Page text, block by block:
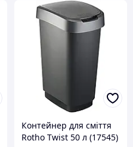
Контейнер для сміття
Rotho Twist 50 л (17545)